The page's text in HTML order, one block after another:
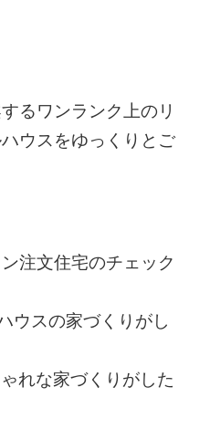
るワンランク上のリ
ウスをゆっくりとご
注文住宅のチェック
ウスの家づくりがし
れな家づくりがした